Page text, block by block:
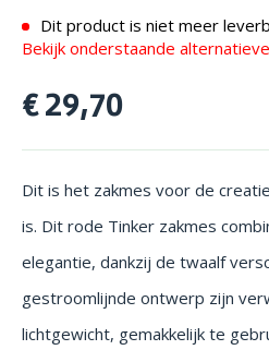
Dit product is niet meer
Bekijk onderstaande
€ 29,70
Dit is het zakmes voor de
is. Dit rode Tinker zakmes
elegantie, dankzij de twaalf
gestroomlijnde ontwerp zijn
lichtgewicht, gemakkelijk te